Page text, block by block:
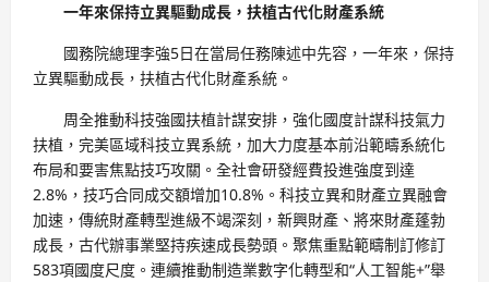
一年來保持立異驅動成長，扶植古代化財產系統
國務院總理李強5日在當局任務陳述中先容，一年來，保持
立異驅動成長，扶植古代化財產系統。
周全推動科技強國扶植計謀安排，強化國度計謀科技氣力
扶植，完美區域科技立異系統，加大力度基本前沿範疇系統化
布局和要害焦點技巧攻關。全社會研發經費投進強度到達
2.8%，技巧合同成交額增加10.8%。科技立異和財產立異融會
加速，傳統財產轉型進級不竭深刻，新興財產、將來財產蓬勃
成長，古代辦事業堅持疾速成長勢頭。聚焦重點範疇制訂修訂
583項國度尺度。連續推動制造業數字化轉型和“人工智能+”舉